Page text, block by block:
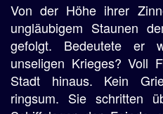
Von der Höhe ihrer
ungläubigem Staunen
gefolgt. Bedeutete er
unseligen Krieges? Voll
Stadt hinaus. Kein
ringsum. Sie schritten